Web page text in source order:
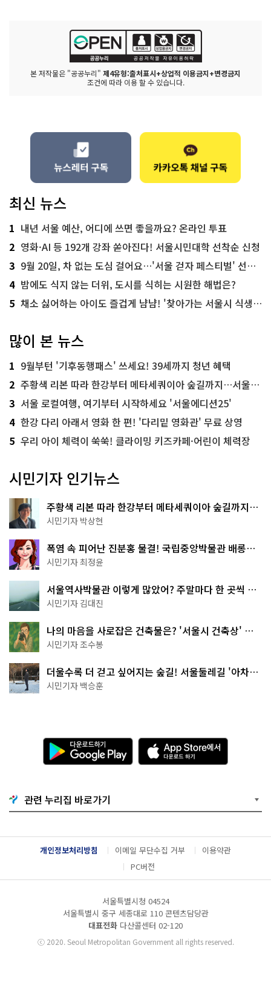
본 저작물은 "공공누리" 제4유형:출처표시+상업적 이용금지+변경금지
조건에 따라 이용 할 수 있습니다.
최신 뉴스
1 내년 서울 예산, 어디에 쓰면 좋을까요? 온라인 투표
2 영화·AI 등 192개 강좌 쏟아진다! 서울시민대학 선착순 신청
3 9월 20일, 차 없는 도심 걸어요…'서울 걷자 페스티벌' 선착순 5천명
4 밤에도 식지 않는 더위, 도시를 식히는 시원한 해법은?
5 채소 싫어하는 아이도 즐겁게 냠냠! '찾아가는 서울시 식생활 교육' 현장
많이 본 뉴스
1 9월부턴 '기후동행패스' 쓰세요! 39세까지 청년 혜택
2 주황색 리본 따라 한강부터 메타세쿼이아 숲길까지…서울둘레길 15코스
3 서울 로컬여행, 여기부터 시작하세요 '서울에디션25'
4 한강 다리 아래서 영화 한 편! '다리밑 영화관' 무료 상영
5 우리 아이 체력이 쑥쑥! 클라이밍 키즈카페·어린이 체력장
시민기자 인기뉴스
주황색 리본 따라 한강부터 메타세쿼이아 숲길까지…
서울둘레길 15코스
시민기자 박상현
폭염 속 피어난 진분홍 물결! 국립중앙박물관 배롱나
무 명소
시민기자 최정윤
서울역사박물관 이렇게 많았어? 주말마다 한 곳씩 떠
나는 역사 산책
시민기자 김대진
나의 마음을 사로잡은 건축물은? '서울시 건축상' 수
상작 공개!
시민기자 조수봉
더울수록 더 걷고 싶어지는 숲길! 서울둘레길 '아차산
코스'
시민기자 백승훈
다
운
로
기
G
o
g
l
e
l
A
p
p
e
서
다
운
드
관련 누리집 바로가기
개인정보처리방침 이메일 무단수집 거부
이용약관
PC버전
서울특별시청 04524
서울특별시 중구 세종대로 110 콘텐츠담당관
대표전화 다산콜센터 02-120
ⓒ2020. Seoul Metropolitan Government all rights reserved.